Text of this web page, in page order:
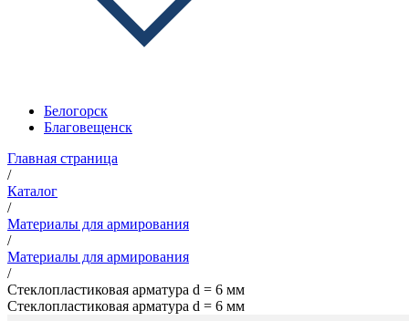
Белогорск
Благовещенск
Главная страница
/
Каталог
/
Материалы для армирования
/
Материалы для армирования
/
Стеклопластиковая арматура d = 6 мм
Стеклопластиковая арматура d = 6 мм